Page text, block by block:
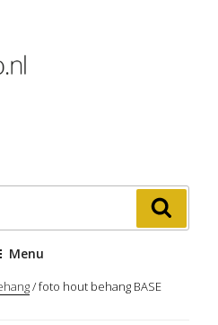
Menu
/ foto hout behang BASE